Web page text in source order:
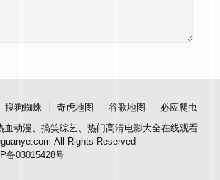
搜狗蜘蛛 奇虎地图 谷歌地图
必应爬虫
动漫、搞笑综艺、热门高清电影大全在线观看
All Rights Reserved
备03015428号